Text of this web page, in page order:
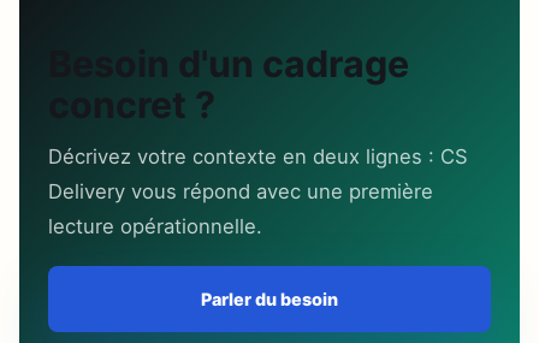
Besoin d'un cadrage
concret ?
Décrivez votre contexte en deux lignes : CS
Delivery vous répond avec une première
lecture opérationnelle.
Parler du besoin